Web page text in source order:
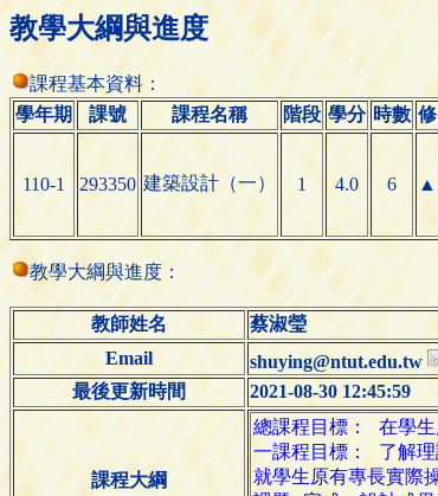
教學大綱與進度
課程基本資料：
學年期
課號 課程名稱 階段 學分 時數 修
110-1 293350 建築設計（一） 1 4.0 6 ▲
教學大綱與進度：
教師姓名
蔡淑瑩
Email
shuying@ntut.edu.tw
最後更新時間
2021-08-30 12:45:59
課程大綱